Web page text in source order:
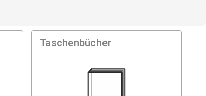
Taschenbücher